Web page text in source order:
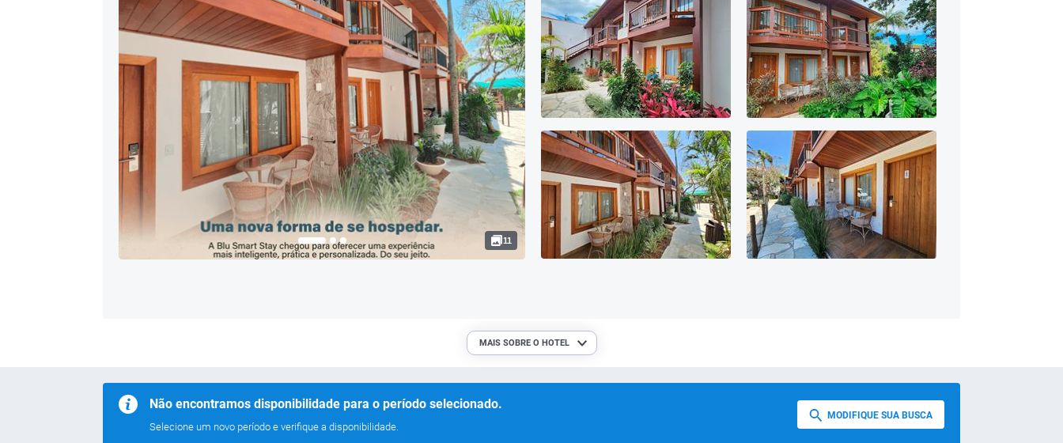
11
MAIS SOBRE O HOTEL
Não encontramos disponibilidade para o período selecionado.
Selecione um novo período e verifique a disponibilidade.
MODIFIQUE SUA BUSCA